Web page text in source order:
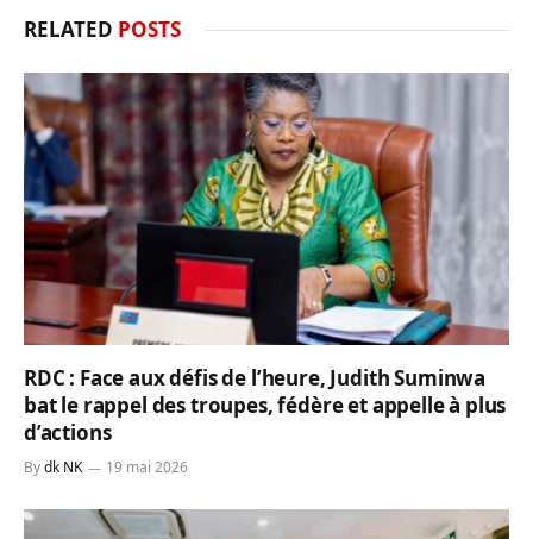
RELATED POSTS
RDC : Face aux défis de l’heure, Judith Suminwa
bat le rappel des troupes, fédère et appelle à plus
d’actions
Bydk NK 19 mai 2026